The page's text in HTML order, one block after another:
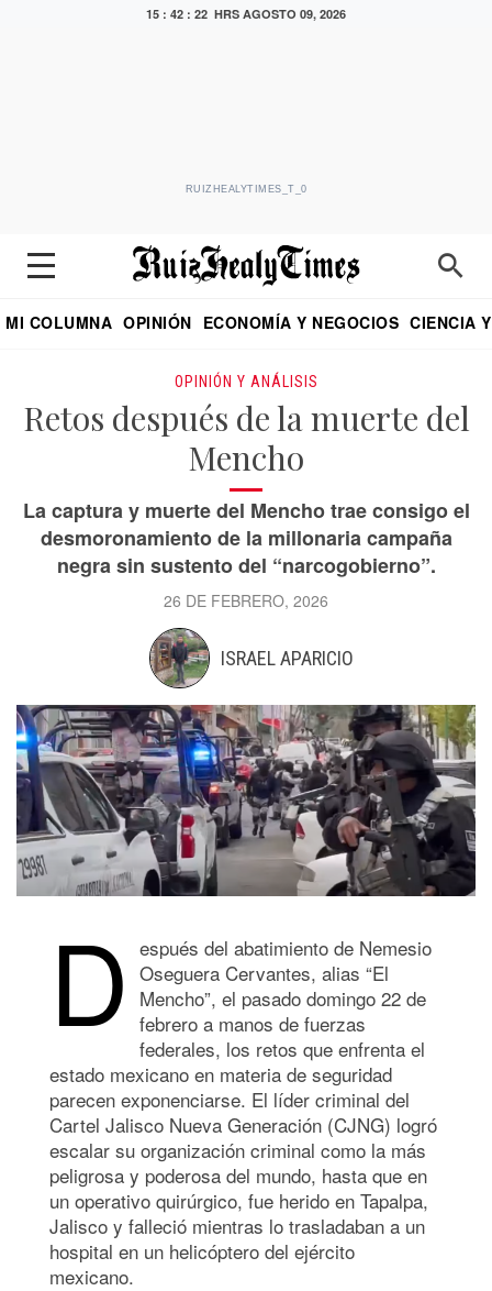
15 : 42 : 23 HRS AGOSTO 09, 2026
RUIZHEALYTIMES_T_0
MI COLUMNA OPINIÓN ECONOMÍA Y NEGOCIOS CIENCIA
OPINIÓN Y ANÁLISIS
Retos después de la muerte del
Mencho
La captura y muerte del Mencho trae consigo el
desmoronamiento de la millonaria campaña
negra sin sustento del “narcogobierno”.
26 DE FEBRERO, 2026
ISRAEL APARICIO
D espués del abatimiento de Nemesio
Oseguera Cervantes, alias “El
Mencho”, el pasado domingo 22 de
febrero a manos de fuerzas
federales, los retos que enfrenta el
estado mexicano en materia de seguridad
parecen exponenciarse. El líder criminal del
Cartel Jalisco Nueva Generación (CJNG) logró
escalar su organización criminal como la más
peligrosa y poderosa del mundo, hasta que en
un operativo quirúrgico, fue herido en Tapalpa,
Jalisco y falleció mientras lo trasladaban a un
hospital en un helicóptero del ejército
mexicano.